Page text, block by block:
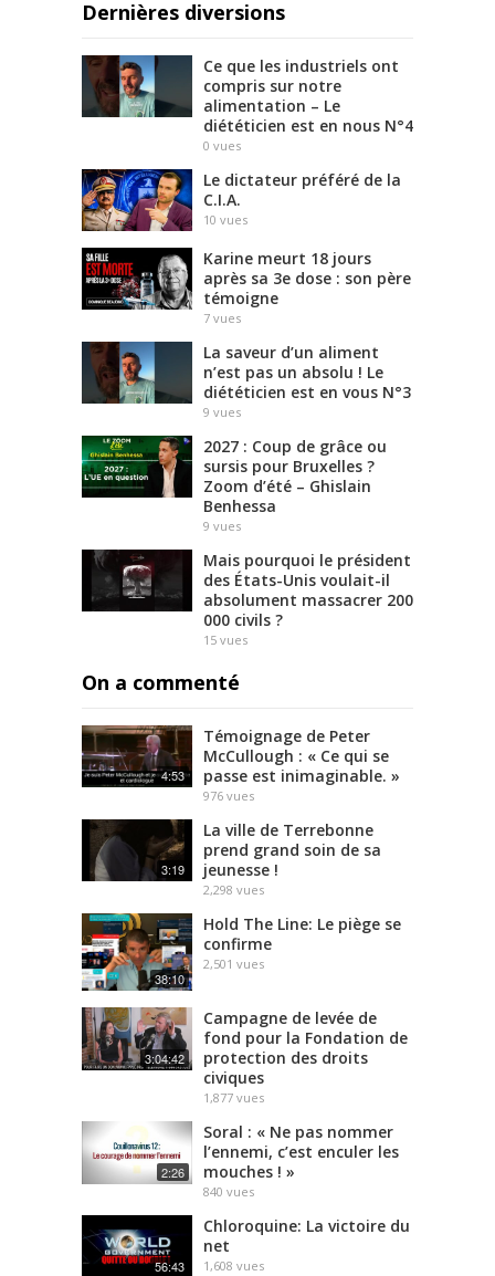
Dernières diversions
Ce que les industriels ont
compris sur notre
alimentation – Le
diététicien est en nous N°4
0 vues
Le dictateur préféré de la
C.I.A.
10 vues
Karine meurt 18 jours
après sa 3e dose : son père
témoigne
7 vues
La saveur d’un aliment
n’est pas un absolu ! Le
diététicien est en vous N°3
9 vues
2027 : Coup de grâce ou
sursis pour Bruxelles ?
Zoom d’été – Ghislain
Benhessa
9 vues
Mais pourquoi le président
des États-Unis voulait-il
absolument massacrer 200
000 civils ?
15 vues
On a commenté
4:53
Témoignage de Peter
McCullough : « Ce qui se
passe est inimaginable. »
976 vues
3:19
La ville de Terrebonne
prend grand soin de sa
jeunesse !
2,298 vues
38:10
Hold The Line: Le piège se
confirme
2,501 vues
3:04:42
Campagne de levée de
fond pour la Fondation de
protection des droits
civiques
1,877 vues
2:26
Soral : « Ne pas nommer
l’ennemi, c’est enculer les
mouches ! »
840 vues
56:43
Chloroquine: La victoire du
net
1,608 vues